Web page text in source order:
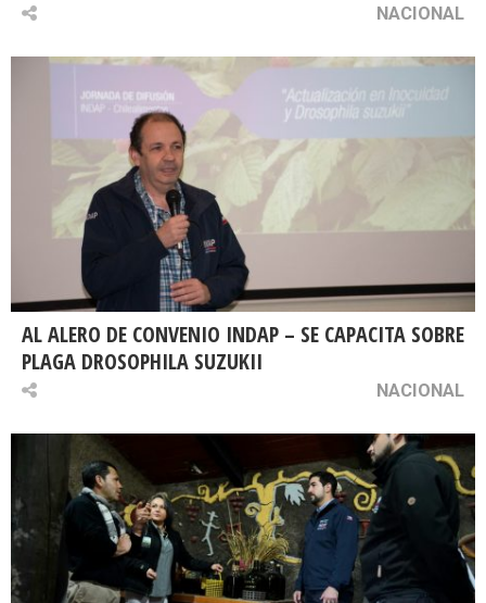
NACIONAL
AL ALERO DE CONVENIO INDAP – SE CAPACITA SOBRE
PLAGA DROSOPHILA SUZUKII
NACIONAL